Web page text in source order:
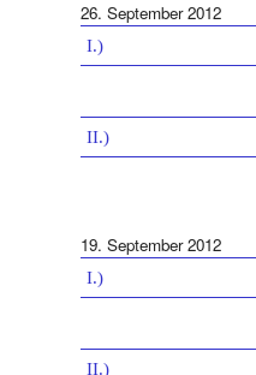
26. September 2012
I.)
II.)
19. September 2012
I.)
II.)